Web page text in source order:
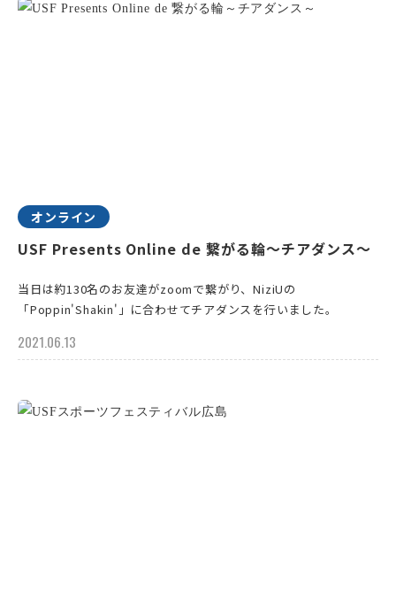
オンライン
USF Presents Online de 繋がる輪～チアダンス～
当日は約130名のお友達がzoomで繋がり、NiziUの
「Poppin'Shakin'」に合わせてチアダンスを行いました。
2021.06.13